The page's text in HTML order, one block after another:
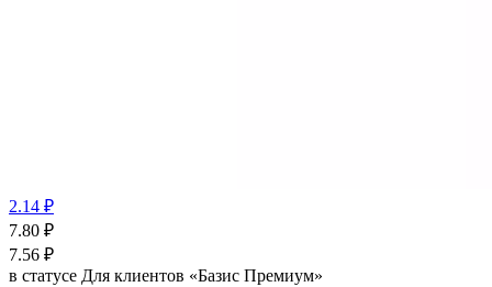
2.14 ₽
7.80 ₽
7.56 ₽
в статусе Для клиентов «Базис Премиум»